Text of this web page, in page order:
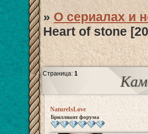
»О сериалах и
Heart of stone
Страница:1
NatureIsLove
Бриллиант форума